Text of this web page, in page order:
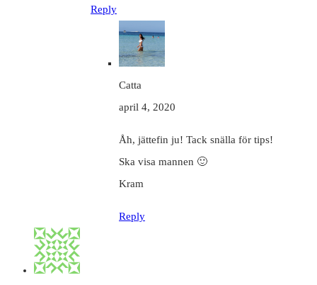
Reply
Catta
april 4, 2020
Åh, jättefin ju! Tack snälla för tips!
Ska visa mannen 🙂
Kram
Reply